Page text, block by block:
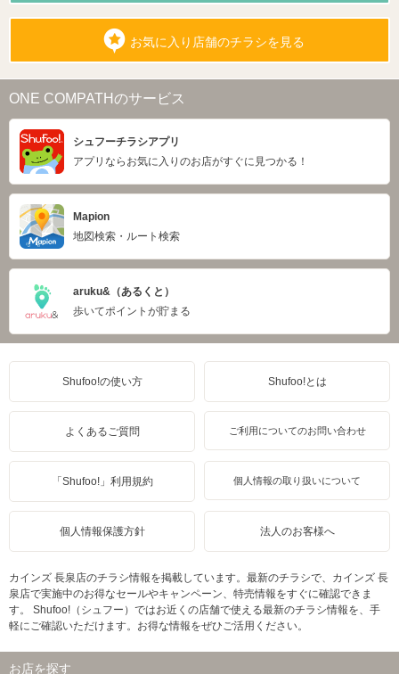
お気に入り店舗のチラシを見る
ONE COMPATHのサービス
シュフーチラシアプリ
アプリならお気に入りのお店がすぐに見つかる！
Mapion
地図検索・ルート検索
aruku&（あるくと）
歩いてポイントが貯まる
Shufoo!の使い方 Shufoo!とは
よくあるご質問 ご利用についてのお問い合わせ
「Shufoo!」利用規約 個人情報の取り扱いについて
個人情報保護方針 法人のお客様へ
カインズ 長泉店のチラシ情報を掲載しています。最新のチラシで、カインズ 長
泉店で実施中のお得なセールやキャンペーン、特売情報をすぐに確認できま
す。 Shufoo!（シュフー）ではお近くの店舗で使える最新のチラシ情報を、手
軽にご確認いただけます。お得な情報をぜひご活用ください。
お店を探す